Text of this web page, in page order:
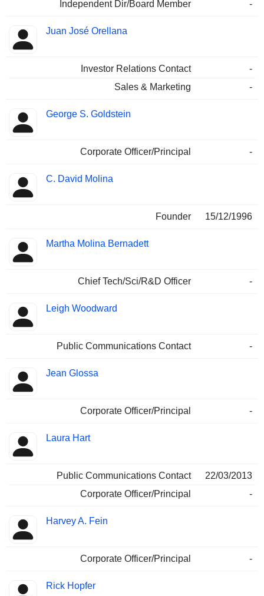
Independent Dir/Board Member -
Juan José Orellana
Investor Relations Contact
-
Sales & Marketing
-
George S. Goldstein
Corporate Officer/Principal -
C. David Molina
Founder 15/12/1996
Martha Molina Bernadett
Chief Tech/Sci/R&D Officer -
Leigh Woodward
Public Communications Contact -
Jean Glossa
Corporate Officer/Principal -
Laura Hart
Public Communications Contact
22/03/2013
Corporate Officer/Principal
-
Harvey A. Fein
Corporate Officer/Principal -
Rick Hopfer